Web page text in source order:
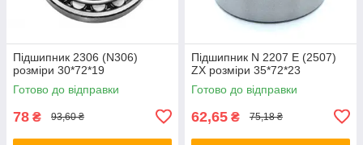
Підшипник 2306 (N306)
розміри 30*72*19
Готово до відправки
78 ₴ 93,60 ₴
Підшипник N 2207 E (2507)
ZX розміри 35*72*23
Готово до відправки
62,65 ₴ 75,18 ₴